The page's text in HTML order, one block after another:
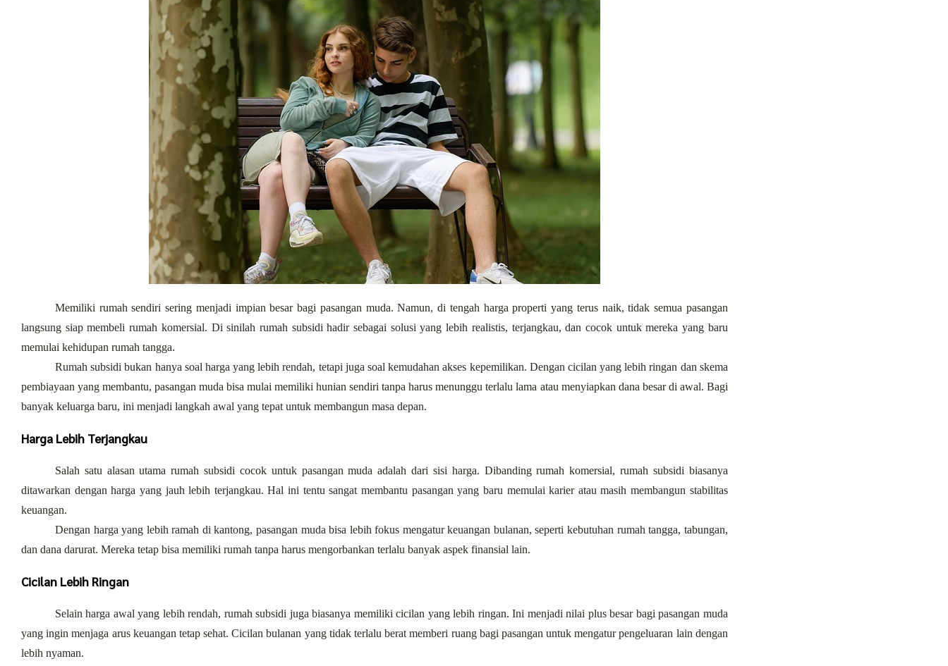
Memiliki rumah sendiri sering menjadi impian besar bagi pasangan muda. Namun, di tengah harga properti yang terus naik, tidak semua pasangan
langsung siap membeli rumah komersial. Di sinilah rumah subsidi hadir sebagai solusi yang lebih realistis, terjangkau, dan cocok untuk mereka yang baru
memulai kehidupan rumah tangga.
Rumah subsidi bukan hanya soal harga yang lebih rendah, tetapi juga soal kemudahan akses kepemilikan. Dengan cicilan yang lebih ringan dan skema
pembiayaan yang membantu, pasangan muda bisa mulai memiliki hunian sendiri tanpa harus menunggu terlalu lama atau menyiapkan dana besar di awal. Bagi
banyak keluarga baru, ini menjadi langkah awal yang tepat untuk membangun masa depan.
Harga Lebih Terjangkau
Salah satu alasan utama rumah subsidi cocok untuk pasangan muda adalah dari sisi harga. Dibanding rumah komersial, rumah subsidi biasanya
ditawarkan dengan harga yang jauh lebih terjangkau. Hal ini tentu sangat membantu pasangan yang baru memulai karier atau masih membangun stabilitas
keuangan.
Dengan harga yang lebih ramah di kantong, pasangan muda bisa lebih fokus mengatur keuangan bulanan, seperti kebutuhan rumah tangga, tabungan,
dan dana darurat. Mereka tetap bisa memiliki rumah tanpa harus mengorbankan terlalu banyak aspek finansial lain.
Cicilan Lebih Ringan
Selain harga awal yang lebih rendah, rumah subsidi juga biasanya memiliki cicilan yang lebih ringan. Ini menjadi nilai plus besar bagi pasangan muda
yang ingin menjaga arus keuangan tetap sehat. Cicilan bulanan yang tidak terlalu berat memberi ruang bagi pasangan untuk mengatur pengeluaran lain dengan
lebih nyaman.